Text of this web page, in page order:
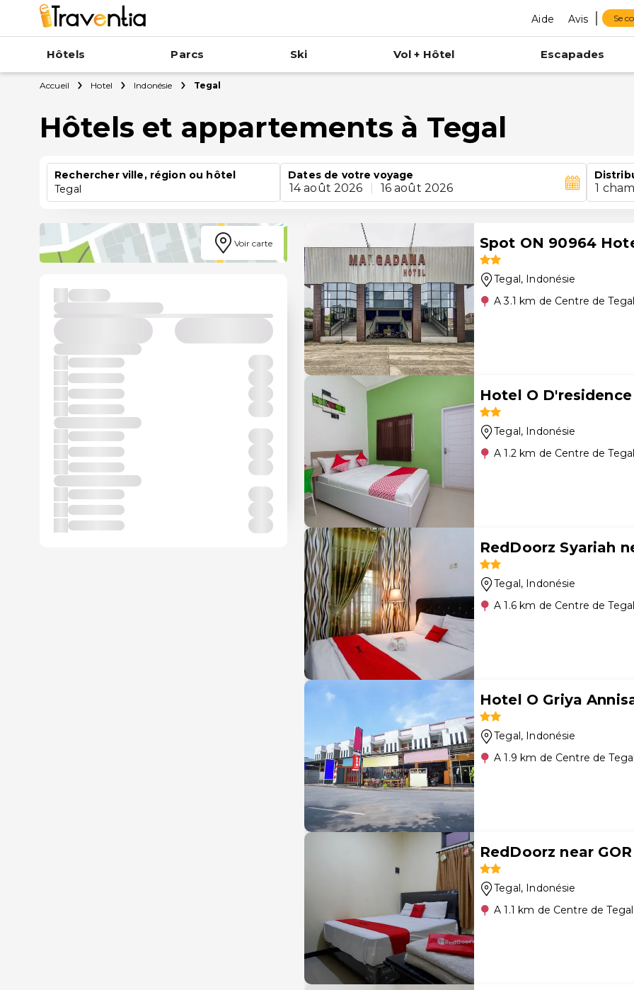
Aide Avis Se
Hôtels Parcs Ski Vol + Hôtel Escapades
Accueil Hotel Indonésie Tegal
Hôtels et appartements à Tegal
Rechercher ville, région ou hôtel
Tegal
Dates de votre voyage
14 août 2026 16 août 2026 1
Voir carte Spot ON 90964
Tegal, Indonésie
A 3.1 km de Centre de
Hotel O
Tegal, Indonésie
A 1.2 km de Centre de
RedDoorz Syariah
Tegal, Indonésie
A 1.6 km de Centre de
Hotel O Griya
Tegal, Indonésie
A 1.9 km de Centre de
RedDoorz near
Tegal, Indonésie
A 1.1 km de Centre de Tegal